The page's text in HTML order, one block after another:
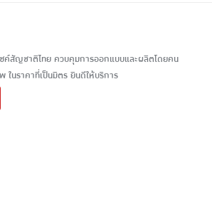
ซค์สัญชาติไทย ควบคุมการออกแบบและผลิตโดยคน
นราคาที่เป็นมิตร ยินดีให้บริการ